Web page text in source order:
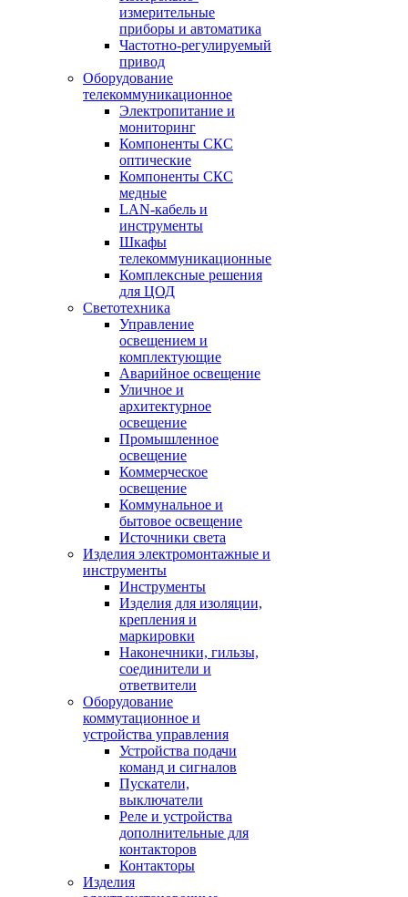
измерительные
приборы и автоматика
Частотно-регулируемый
привод
Оборудование
телекоммуникационное
Электропитание и
мониторинг
Компоненты СКС
оптические
Компоненты СКС
медные
LAN-кабель и
инструменты
Шкафы
телекоммуникационные
Комплексные решения
для ЦОД
Светотехника
Управление
освещением и
комплектующие
Аварийное освещение
Уличное и
архитектурное
освещение
Промышленное
освещение
Коммерческое
освещение
Коммунальное и
бытовое освещение
Источники света
Изделия электромонтажные и
инструменты
Инструменты
Изделия для изоляции,
крепления и
маркировки
Наконечники, гильзы,
соединители и
ответвители
Оборудование
коммутационное и
устройства управления
Устройства подачи
команд и сигналов
Пускатели,
выключатели
Реле и устройства
дополнительные для
контакторов
Контакторы
Изделия